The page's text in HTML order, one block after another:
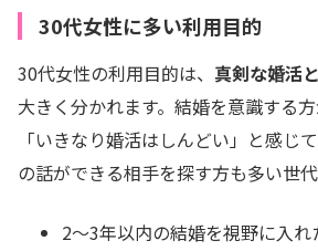
30代女性に多い利用目的
30代女性の利用目的は、 真剣な婚活
大きく分かれます。結婚を意識する方
「いきなり婚活はしんどい」と感じ
の話ができる相手を探す方も多い世代
2～3年以内の結婚を視野に入れ